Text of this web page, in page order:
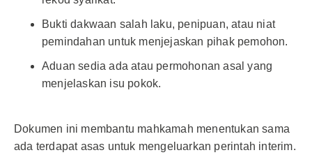
Bukti dakwaan salah laku, penipuan, atau niat
pemindahan untuk menjejaskan pihak pemohon.
Aduan sedia ada atau permohonan asal yang
menjelaskan isu pokok.
Dokumen ini membantu mahkamah menentukan sama
ada terdapat asas untuk mengeluarkan perintah interim.